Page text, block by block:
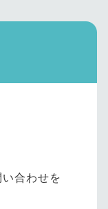
合わせを